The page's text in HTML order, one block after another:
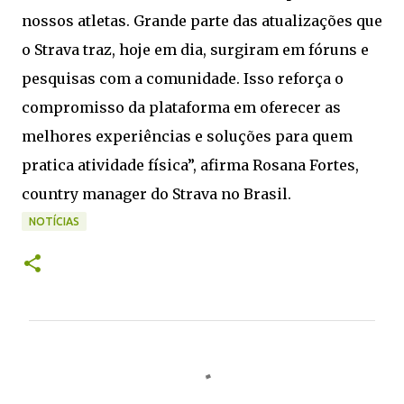
nossos atletas. Grande parte das atualizações que
o Strava traz, hoje em dia, surgiram em fóruns e
pesquisas com a comunidade. Isso reforça o
compromisso da plataforma em oferecer as
melhores experiências e soluções para quem
pratica atividade física”, afirma Rosana Fortes,
country manager do Strava no Brasil.
NOTÍCIAS